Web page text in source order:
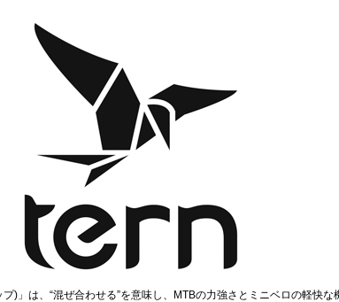
プ)」は、“混ぜ合わせる”を意味し、MTBの力強さとミニベロの軽快な